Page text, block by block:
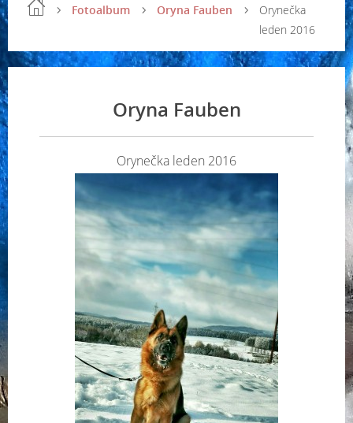
Fotoalbum
Oryna Fauben
Orynečka
leden 2016
Oryna Fauben
Orynečka leden 2016